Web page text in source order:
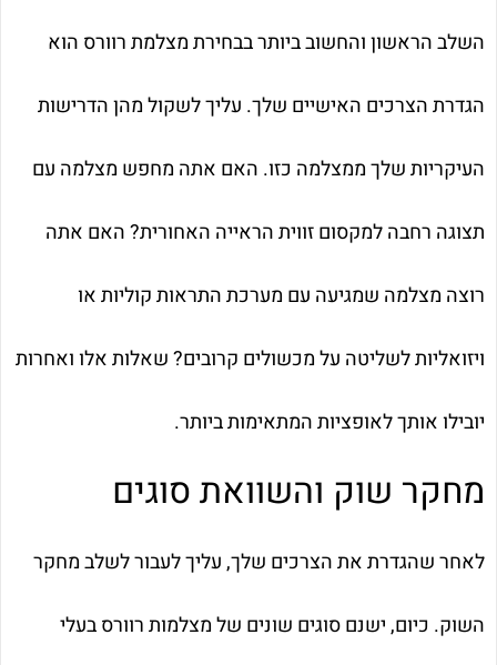
השלב הראשון והחשוב ביותר בבחירת מצלמת רוורס הוא
הגדרת הצרכים האישיים שלך. עליך לשקול מהן הדרישות
העיקריות שלך ממצלמה כזו. האם אתה מחפש מצלמה עם
תצוגה רחבה למקסום זווית הראייה האחורית? האם אתה
רוצה מצלמה שמגיעה עם מערכת התראות קוליות או
ויזואליות לשליטה על מכשולים קרובים? שאלות אלו ואחרות
יובילו אותך לאופציות המתאימות ביותר.
מחקר שוק והשוואת סוגים
לאחר שהגדרת את הצרכים שלך, עליך לעבור לשלב מחקר
השוק. כיום, ישנם סוגים שונים של מצלמות רוורס בעלי